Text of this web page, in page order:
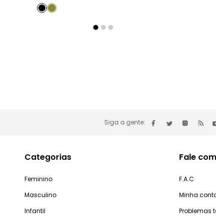
Siga a gente:
Categorias
Feminino
Masculino
Infantil
Fale
F.A.C
Minha
Problemas